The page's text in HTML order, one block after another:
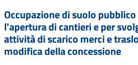
Occupazione di suolo
l'apertura di cantieri e per
attività di scarico merci e
modifica della concessione